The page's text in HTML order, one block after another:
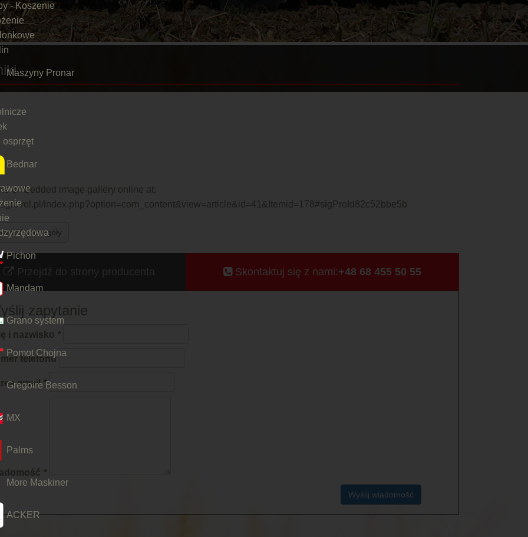
- Koszenie
Maszyny Pronar
osprzęt
Bednar
Pichon
Mandam
Grano system
Pomot Chojna
Gregoire Besson
MX
Palms
More Maskiner
ACKER
embedded image gallery online at:
agrovol.pl/index.php?option=com_content&view=article&id=41&Itemid=178#sigProId82c52bbe5b
szczegóły
Przejdź do strony producenta Skontaktuj się z nami:+48 68 455 50 55
zapytanie
i nazwisko
telefonu
email
Wyślij wiadomość